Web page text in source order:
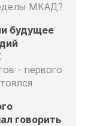
МКАД?
будущее
- первого
говорить